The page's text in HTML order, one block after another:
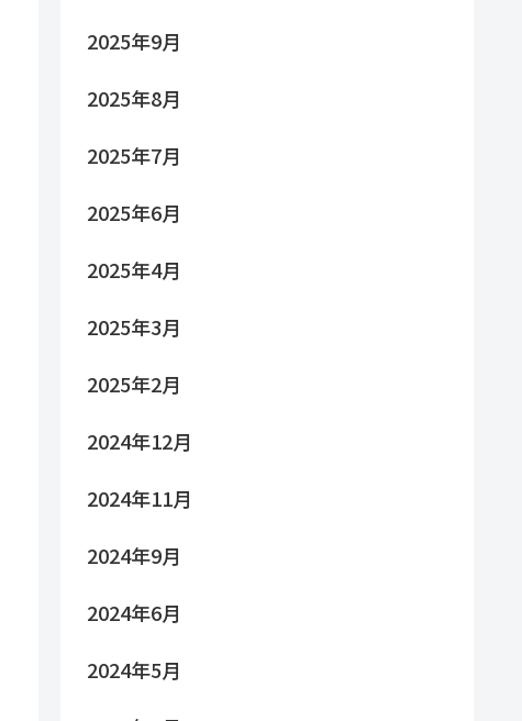
2025年9月
2025年8月
2025年7月
2025年6月
2025年4月
2025年3月
2025年2月
2024年12月
2024年11月
2024年9月
2024年6月
2024年5月